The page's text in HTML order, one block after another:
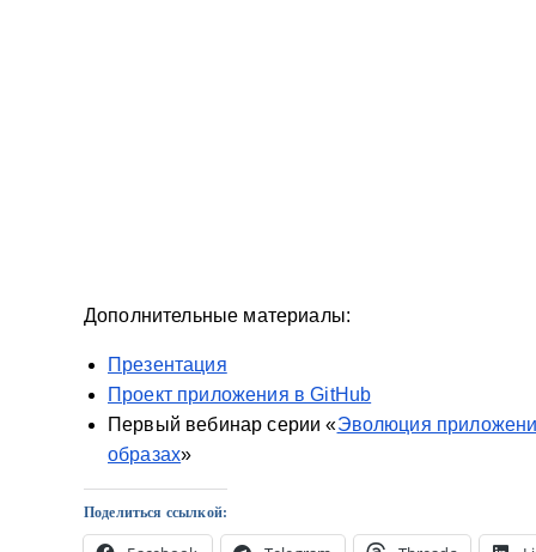
Дополнительные материалы:
Презентация
Проект приложения в GitHub
Первый вебинар серии «Эволюция
образах»
Поделиться ссылкой: